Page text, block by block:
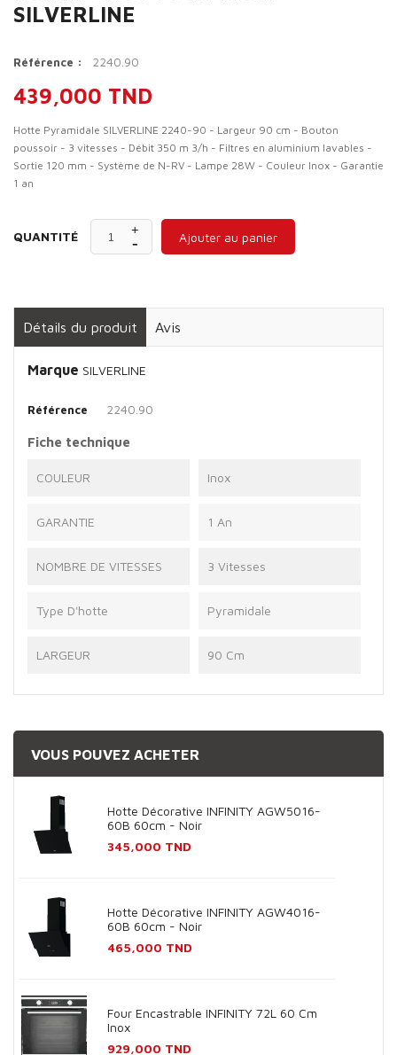
SILVERLINE
Référence : 2240.90
439,000 TND
Hotte Pyramidale SILVERLINE 2240-90 - Largeur 90 cm - Bouton
poussoir - 3 vitesses - Débit 350 m 3/h - Filtres en aluminium lavables -
Sortie 120 mm - Système de N-RV - Lampe 28W - Couleur Inox - Garantie
1 an
QUANTITÉ Ajouter au panier
Détails du produit Avis
Marque SILVERLINE
Référence 2240.90
Fiche technique
COULEUR Inox
GARANTIE 1 An
NOMBRE DE VITESSES 3 Vitesses
Type D'hotte Pyramidale
LARGEUR 90 Cm
VOUS POUVEZ ACHETER
Hotte Décorative INFINITY AGW5016-
60B 60cm - Noir
Prix
345,000 TND
Hotte Décorative INFINITY AGW4016-
60B 60cm - Noir
Prix
465,000 TND
Four Encastrable INFINITY 72L 60 Cm
Inox
Prix
929,000 TND